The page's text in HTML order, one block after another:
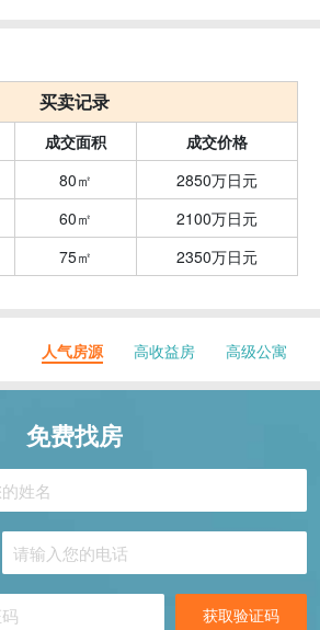
买卖记录
成交面积
成交价格
80㎡
2850万日元
60㎡
2100万日元
75㎡ 2350万日元
人气房源 高收益房 高级公寓
免费找房
获取验证码